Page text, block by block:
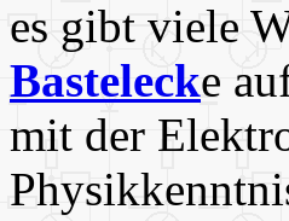
es gibt viele
Bastelecke
mit der